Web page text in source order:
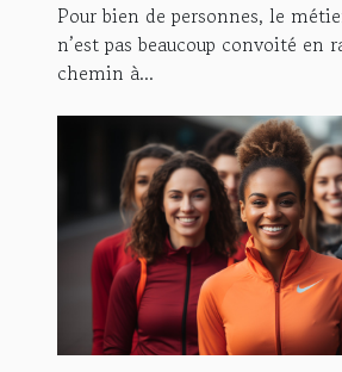
Pour bien de personnes, le
n’est pas beaucoup convoité en
chemin à...